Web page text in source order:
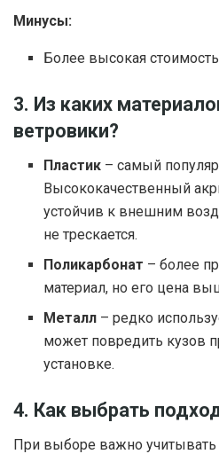
Минусы:
Более высокая
3. Из каких
ветровики?
Пластик – самый
Высококачественный
устойчив к внешним
не трескается.
Поликарбонат – более
материал, но его цена
Металл – редко
может повредить кузов
установке.
4. Как выбрать
При выборе важно учитывать